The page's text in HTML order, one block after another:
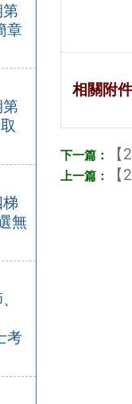
章
無
考
相關附